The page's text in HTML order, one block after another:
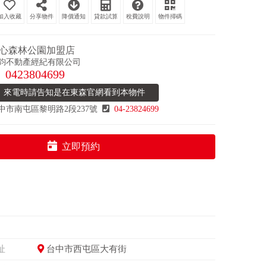
分享物件 降價通知 貸款試算 稅費說明 物件掃碼
森林公園加盟店
不動產經紀有限公司
0423804699
來電時請告知是在東森官網看到本物件
市南屯區黎明路2段237號
04-23824699
立即預約
台中市西屯區大有街